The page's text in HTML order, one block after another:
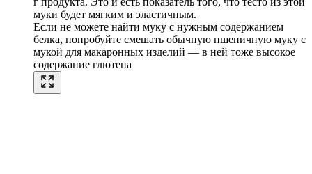
муки будет мягким и эластичным.
Если не можете найти муку с нужным содержанием
белка, попробуйте смешать обычную пшеничную муку с
мукой для макаронных изделий — в ней тоже высокое
содержание глютена